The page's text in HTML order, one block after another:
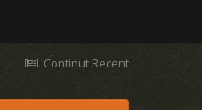
Continut Recent